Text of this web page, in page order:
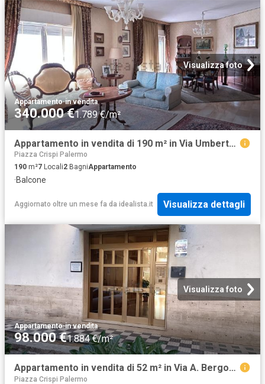
Visualizza foto
Appartamento·in vendita
340.000 €1.789 €/m²
Appartamento in vendita di 190 m² in Via Umberto Giordano, 7
Piazza Crispi Palermo
190 m²7 Locali2 BagniAppartamento
·Balcone
Aggiornato oltre un mese fa da idealista.it Visualizza dettagli
Visualizza foto
Appartamento·in vendita
98.000 €1.884 €/m²
Appartamento in vendita di 52 m² in Via A. Bergonzoli
Piazza Crispi Palermo